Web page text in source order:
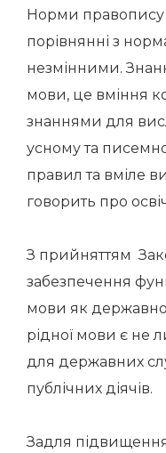
Норми правопису
порівнянні з
незмінними.
мови, це вміння
знаннями для
усному та
правил та вміле
говорить про
З прийняттям
забезпечення
мови як
рідної мови є не
для державних
публічних діячів.
Задля